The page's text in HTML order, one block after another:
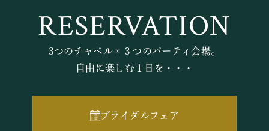
RESERVATION
3つのチャペル×３つのパーティ会場。
自由に楽しむ１日を・・・
ブライダルフェア